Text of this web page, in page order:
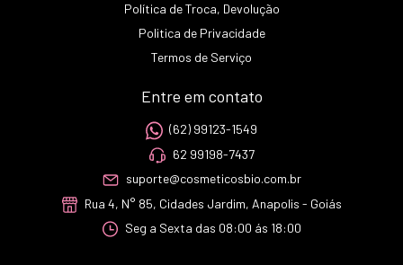
Política de Troca, Devolução
Politica de Privacidade
Termos de Serviço
Entre em contato
(62) 99123-1549
62 99198-7437
suporte@cosmeticosbio.com.br
Rua 4, N° 85, Cidades Jardim, Anapolis - Goiás
Seg a Sexta das 08:00 ás 18:00